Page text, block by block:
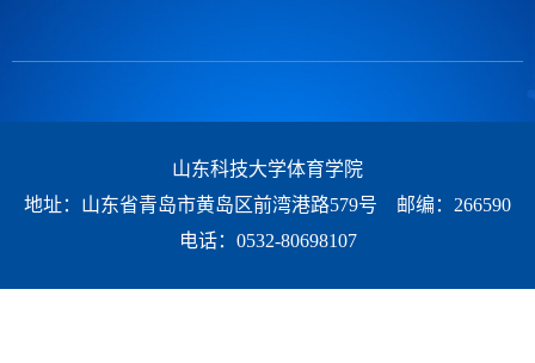
山东科技大学体育学院
地址：山东省青岛市黄岛区前湾港路579号 邮编：266590
电话：0532-80698107